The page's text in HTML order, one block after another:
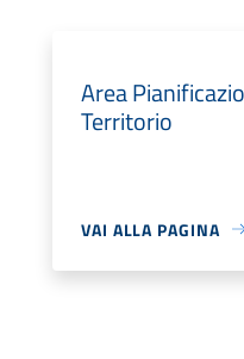
Area
Territorio
VAI ALLA PAGINA